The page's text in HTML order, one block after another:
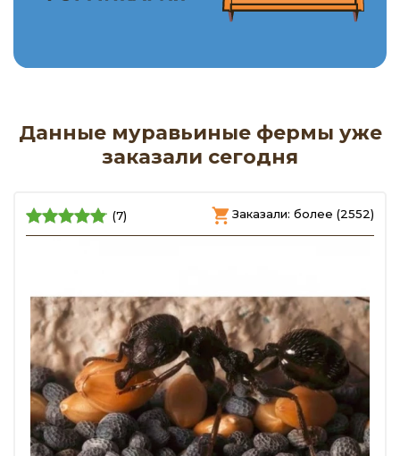
Данные муравьиные фермы уже
заказали сегодня
(7) Заказали: более (2552)